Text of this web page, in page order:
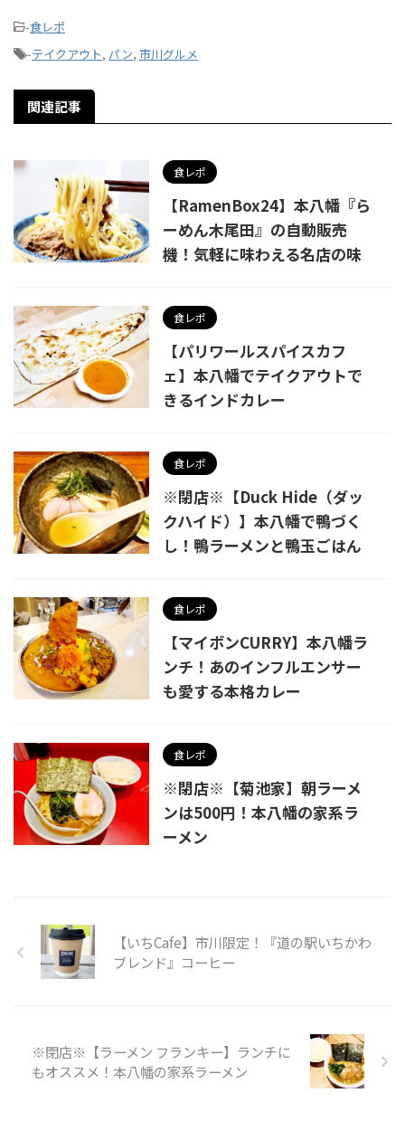
-食レポ
-テイクアウト, パン, 市川グルメ
関連記事
食レポ
【RamenBox24】本八幡『ら
ーめん木尾田』の自動販売
機！気軽に味わえる名店の味
食レポ
【パリワールスパイスカフ
ェ】本八幡でテイクアウトで
きるインドカレー
食レポ
※閉店※【Duck Hide（ダッ
クハイド）】本八幡で鴨づく
し！鴨ラーメンと鴨玉ごはん
食レポ
【マイボンCURRY】本八幡ラ
ンチ！あのインフルエンサー
も愛する本格カレー
食レポ
※閉店※【菊池家】朝ラーメ
ンは500円！本八幡の家系ラ
ーメン
【いちCafe】市川限定！『道の駅いちかわ
ブレンド』コーヒー
※閉店※【ラーメン フランキー】ランチに
もオススメ！本八幡の家系ラーメン